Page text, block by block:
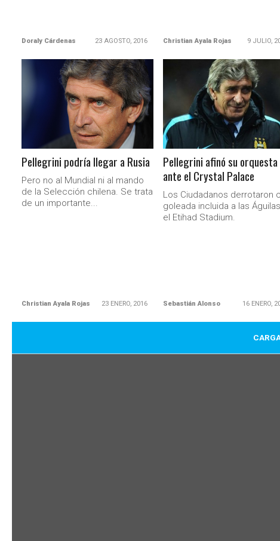
Doraly Cárdenas 23 AGOSTO, 2016 Christian Ayala Rojas 9 JULIO,
LEER MÁS
Pellegrini podría llegar a Rusia
Pero no al Mundial ni al mando
de la Selección chilena. Se trata
de un importante...
Christian Ayala Rojas 23 ENERO, 2016
LEER MÁS
Pellegrini afinó su orquesta
ante el Crystal Palace
Los Ciudadanos derrotaron
goleada incluida a las
el Etihad Stadium.
Sebastián Alonso 16 ENERO,